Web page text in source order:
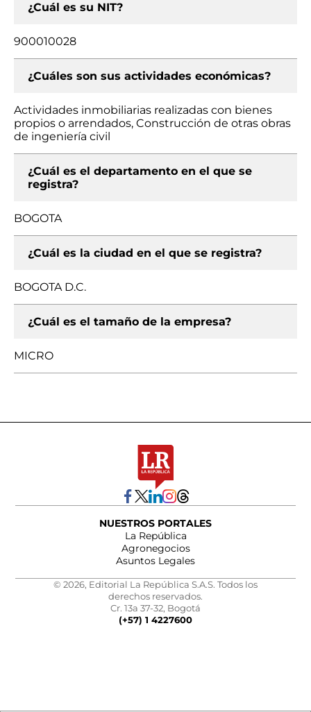
¿Cuál es su NIT?
900010028
¿Cuáles son sus actividades económicas?
Actividades inmobiliarias realizadas con bienes
propios o arrendados, Construcción de otras obras
de ingeniería civil
¿Cuál es el departamento en el que se
registra?
BOGOTA
¿Cuál es la ciudad en el que se registra?
BOGOTA D.C.
¿Cuál es el tamaño de la empresa?
MICRO
NUESTROS PORTALES
La República
Agronegocios
Asuntos Legales
© 2026, Editorial La República S.A.S. Todos los
derechos reservados.
Cr. 13a 37-32, Bogotá
(+57) 1 4227600